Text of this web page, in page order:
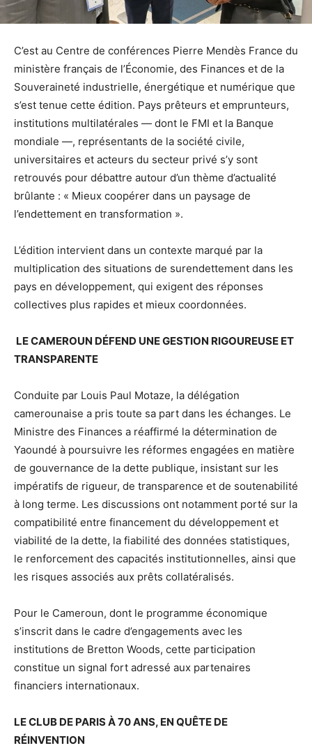
C’est au Centre de conférences Pierre Mendès France du
ministère français de l’Économie, des Finances et de la
Souveraineté industrielle, énergétique et numérique que
s’est tenue cette édition. Pays prêteurs et emprunteurs,
institutions multilatérales — dont le FMI et la Banque
mondiale —, représentants de la société civile,
universitaires et acteurs du secteur privé s’y sont
retrouvés pour débattre autour d’un thème d’actualité
brûlante : « Mieux coopérer dans un paysage de
l’endettement en transformation ».
L’édition intervient dans un contexte marqué par la
multiplication des situations de surendettement dans les
pays en développement, qui exigent des réponses
collectives plus rapides et mieux coordonnées.
LE CAMEROUN DÉFEND UNE GESTION RIGOUREUSE ET
TRANSPARENTE
Conduite par Louis Paul Motaze, la délégation
camerounaise a pris toute sa part dans les échanges. Le
Ministre des Finances a réaffirmé la détermination de
Yaoundé à poursuivre les réformes engagées en matière
de gouvernance de la dette publique, insistant sur les
impératifs de rigueur, de transparence et de soutenabilité
à long terme. Les discussions ont notamment porté sur la
compatibilité entre financement du développement et
viabilité de la dette, la fiabilité des données statistiques,
le renforcement des capacités institutionnelles, ainsi que
les risques associés aux prêts collatéralisés.
Pour le Cameroun, dont le programme économique
s’inscrit dans le cadre d’engagements avec les
institutions de Bretton Woods, cette participation
constitue un signal fort adressé aux partenaires
financiers internationaux.
LE CLUB DE PARIS À 70 ANS, EN QUÊTE DE
RÉINVENTION